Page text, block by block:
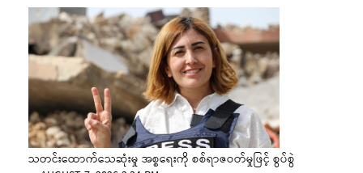
သတင်းထောက်သေဆုံးမှု အစ္စရေးကို စစ်ရာဇဝတ်မှုဖြင့် စွပ်စွဲ